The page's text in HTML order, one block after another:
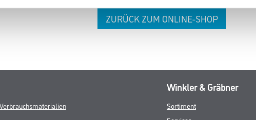
ZURÜCK ZUM ONLINE-SHOP
Verbrauchsmaterialien
Winkler & Gräbner
Sortiment